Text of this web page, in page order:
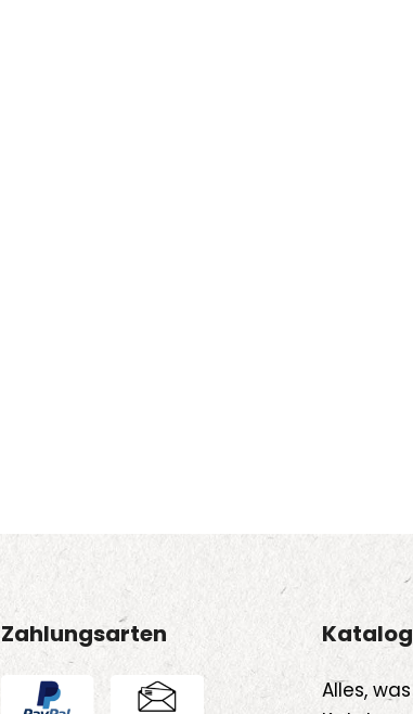
Zahlungsarten
Alles,